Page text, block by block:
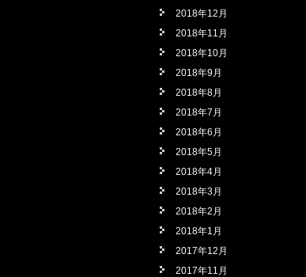
2018年12月
2018年11月
2018年10月
2018年9月
2018年8月
2018年7月
2018年6月
2018年5月
2018年4月
2018年3月
2018年2月
2018年1月
2017年12月
2017年11月